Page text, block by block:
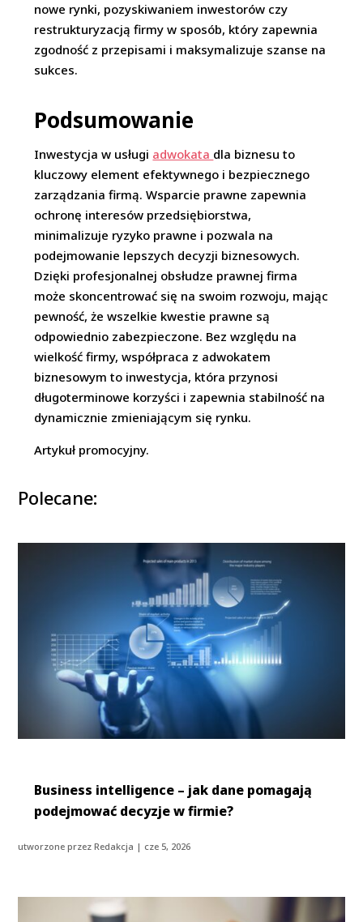
nowe rynki, pozyskiwaniem inwestorów czy
restrukturyzacją firmy w sposób, który zapewnia
zgodność z przepisami i maksymalizuje szanse na
sukces.
Podsumowanie
Inwestycja w usługi adwokata dla biznesu to
kluczowy element efektywnego i bezpiecznego
zarządzania firmą. Wsparcie prawne zapewnia
ochronę interesów przedsiębiorstwa,
minimalizuje ryzyko prawne i pozwala na
podejmowanie lepszych decyzji biznesowych.
Dzięki profesjonalnej obsłudze prawnej firma
może skoncentrować się na swoim rozwoju, mając
pewność, że wszelkie kwestie prawne są
odpowiednio zabezpieczone. Bez względu na
wielkość firmy, współpraca z adwokatem
biznesowym to inwestycja, która przynosi
długoterminowe korzyści i zapewnia stabilność na
dynamicznie zmieniającym się rynku.
Artykuł promocyjny.
Polecane:
Business intelligence – jak dane pomagają
podejmować decyzje w firmie?
utworzone przezRedakcja | cze 5, 2026